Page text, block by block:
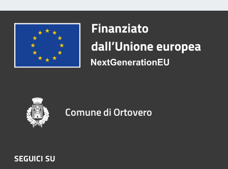
Comune di Ortovero
SEGUICI SU